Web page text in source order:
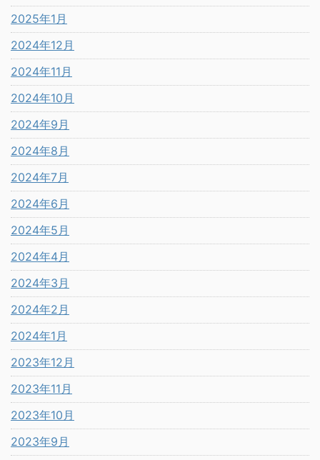
2025年1月
2024年12月
2024年11月
2024年10月
2024年9月
2024年8月
2024年7月
2024年6月
2024年5月
2024年4月
2024年3月
2024年2月
2024年1月
2023年12月
2023年11月
2023年10月
2023年9月